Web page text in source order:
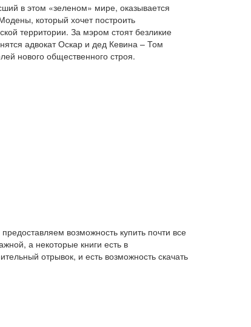
в этом «зеленом» мире, оказывается
который хочет построить
территории. За мэром стоят безликие
адвокат Оскар и дед Кевина – Том
нового общественного строя.
возможность купить почти все
а некоторые книги есть в
отрывок, и есть возможность скачать